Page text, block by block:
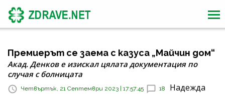
Премиерът се заема с казуса „Майчин дом“
Акад. Денков е изискал цялата документация по
случая с болницата
Четвъртък, 21 Септември 2023 | 17:57:45 18
Надежда